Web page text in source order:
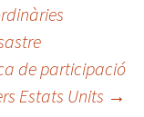
de participació
Estats Units →